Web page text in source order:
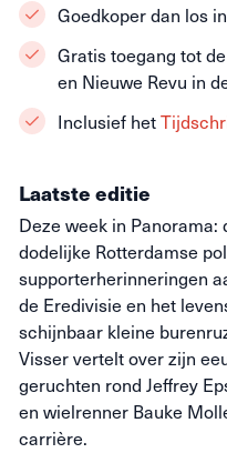
Laatste editie
Deze week in
dodelijke Rotterdamse
supporterherinneringen
de Eredivisie en het
schijnbaar kleine
Visser vertelt over zijn
geruchten rond Jeffrey
en wielrenner Bauke
carrière.
Goedkoper dan los
Gratis toegang tot
en Nieuwe Revu in
Inclusief het